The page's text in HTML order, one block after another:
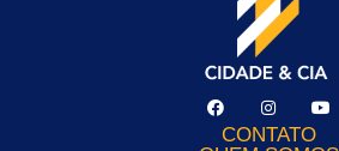
CONTATO